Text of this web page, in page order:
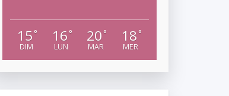
15 °
DIM
16 °
LUN
20 °
MAR
18 °
MER